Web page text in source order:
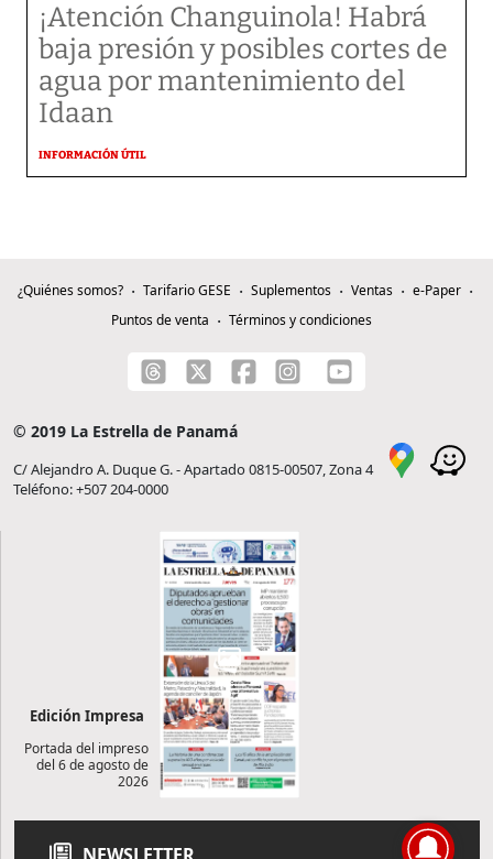
¡Atención Changuinola! Habrá
baja presión y posibles cortes de
agua por mantenimiento del
Idaan
INFORMACIÓN ÚTIL
¿Quiénes somos? Tarifario GESE Suplementos Ventas
e-Paper
Puntos de venta
Términos y condiciones
© 2019 La Estrella de Panamá
C/ Alejandro A. Duque G. - Apartado 0815-00507, Zona 4
Teléfono: +507 204-0000
Edición Impresa
Portada del impreso
del 6 de agosto de
2026